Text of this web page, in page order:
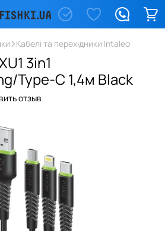
Кабелі та перехідники Intaleo
3in1
Type-C 1,4м Black
отзыв